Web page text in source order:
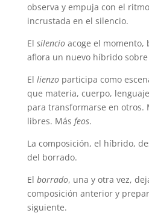
observa y empuja con el
incrustada en el silencio.
El silencioacoge el momento,
aflora un nuevo híbrido
El lienzoparticipa como
que materia, cuerpo,
para transformarse en otros.
libres. Más feos.
La composición, el híbrido,
del borrado.
El borrado, una y otra vez,
composición anterior y
siguiente.